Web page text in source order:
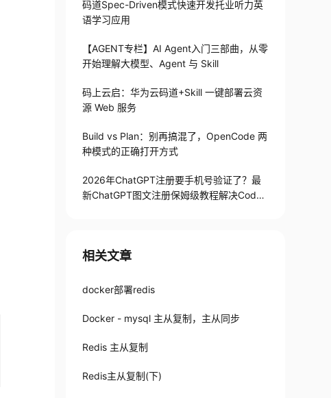
码道Spec-Driven模式快速开发托业听力英
语学习应用
【AGENT专栏】AI Agent入门三部曲，从零
开始理解大模型、Agent 与 Skill
码上云启：华为云码道+Skill 一键部署云资
源 Web 服务
Build vs Plan：别再搞混了，OpenCode 两
种模式的正确打开方式
2026年ChatGPT注册要手机号验证了？最
新ChatGPT图文注册保姆级教程解决Codex
相关文章
docker部署redis
Docker - mysql 主从复制，主从同步
Redis 主从复制
Redis主从复制(下)